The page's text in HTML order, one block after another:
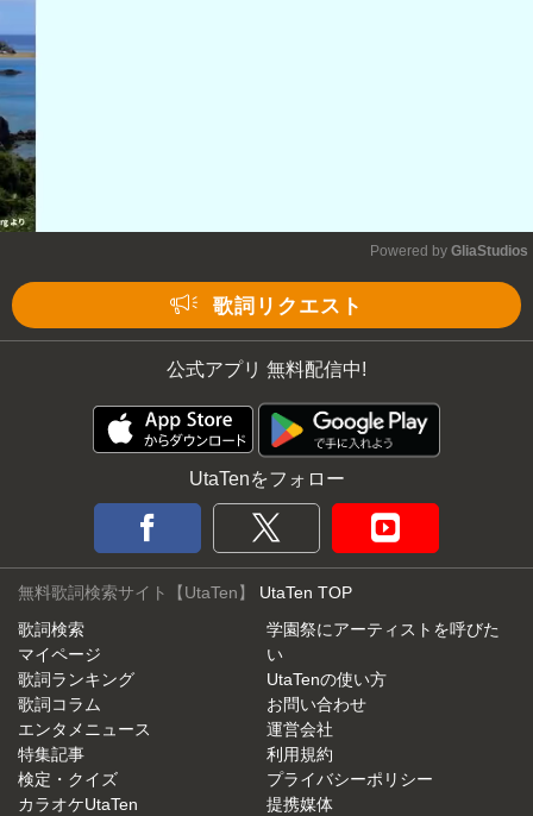
Powered by GliaStudios
歌詞リクエスト
公式アプリ 無料配信中!
UtaTenをフォロー
無料歌詞検索サイト【UtaTen】 UtaTen TOP
歌詞検索
マイページ
歌詞ランキング
歌詞コラム
エンタメニュース
特集記事
検定・クイズ
カラオケUtaTen
学園祭にアーティストを呼びた
い
UtaTenの使い方
お問い合わせ
運営会社
利用規約
プライバシーポリシー
提携媒体